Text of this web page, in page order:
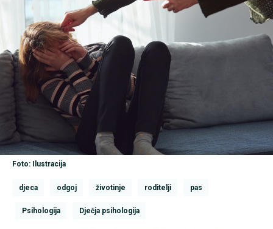
Foto: Ilustracija
djeca odgoj životinje roditelji pas
Psihologija Dječja psihologija